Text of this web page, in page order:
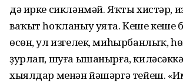
дә ирке сикләнмәй. Яҡты хистәр,
ваҡыт һоҡланыу уята. Кеше кеше
өсөн, ул изгелек, миһырбанлыҡ,
ҙурлап, шуға ышанырға,
хыялдар менән йәшәргә тейеш.